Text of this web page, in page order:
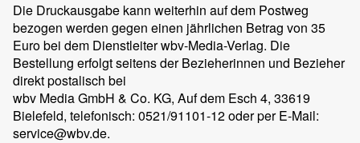
Die Druckausgabe kann weiterhin auf dem Postweg
bezogen werden gegen einen jährlichen Betrag von 35
Euro bei dem Dienstleiter wbv-Media-Verlag. Die
Bestellung erfolgt seitens der Bezieherinnen und Bezieher
direkt postalisch bei
wbv Media GmbH & Co. KG, Auf dem Esch 4, 33619
Bielefeld, telefonisch: 0521/91101-12 oder per E-Mail:
service@wbv.de.